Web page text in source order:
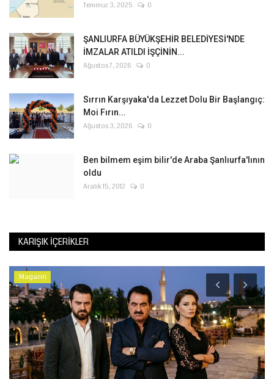
Temmuz 3, 2025 0
ŞANLIURFA BÜYÜKŞEHİR BELEDİYESİ'NDE
İMZALAR ATILDI İŞÇİNİN...
Ağustos 7, 2026 0
Sırrın Karşıyaka'da Lezzet Dolu Bir Başlangıç:
Moi Fırın...
Ağustos 3, 2026 0
Ben bilmem eşim bilir'de Araba Şanlıurfa'lının
oldu
Aralık 15, 2012 0
KARIŞIK İÇERIKLER
Magazin